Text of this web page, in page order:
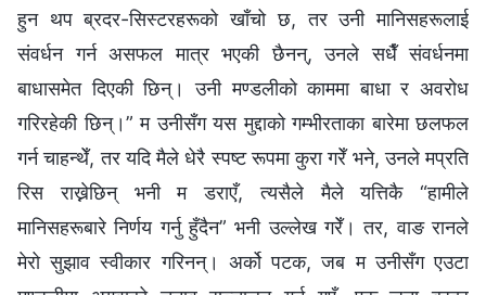
हुन थप ब्रदर-सिस्टरहरूको खाँचो छ, तर उनी मानिसहरूलाई
संवर्धन गर्न असफल मात्र भएकी छैनन्, उनले सधैँ संवर्धनमा
बाधासमेत दिएकी छिन्। उनी मण्डलीको काममा बाधा र अवरोध
गरिरहेकी छिन्।” म उनीसँग यस मुद्दाको गम्भीरताका बारेमा छलफल
गर्न चाहन्थेँ, तर यदि मैले धेरै स्पष्ट रूपमा कुरा गरेँ भने, उनले मप्रति
रिस राख्नेछिन् भनी म डराएँ, त्यसैले मैले यत्तिकै “हामीले
मानिसहरूबारे निर्णय गर्नु हुँदैन” भनी उल्लेख गरेँ। तर, वाङ रानले
मेरो सुझाव स्वीकार गरिनन्। अर्को पटक, जब म उनीसँग एउटा